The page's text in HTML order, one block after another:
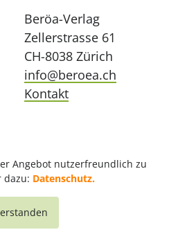
Angebot nutzerfreundlich zu
dazu: Datenschutz.
Beröa-Verlag
Zellerstrasse 61
CH-8038 Zürich
info@beroea.ch
Kontakt